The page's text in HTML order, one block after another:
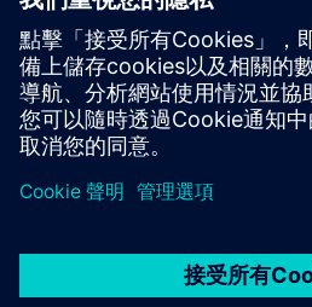
個人化報價
若您需要此培訓課程的標準報價單（
點擊下方連結。您需先提供一些個人
郵件寄送報價單給您。
提供報價